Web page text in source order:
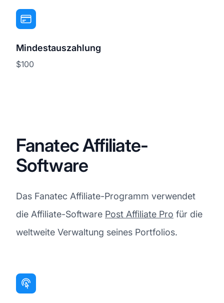
Mindestauszahlung
$100
Fanatec Affiliate-
Software
Das Fanatec Affiliate-Programm verwendet
die Affiliate-Software Post Affiliate Pro für die
weltweite Verwaltung seines Portfolios.